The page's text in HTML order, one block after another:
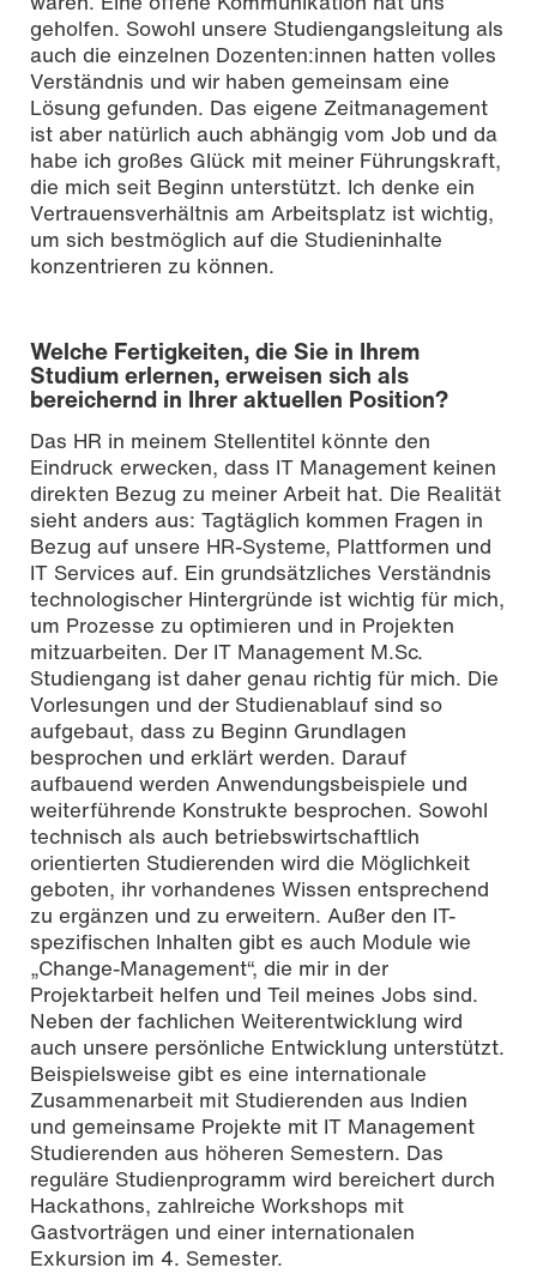
geholfen. Sowohl unsere Studiengangsleitung als
auch die einzelnen Dozenten:innen hatten volles
Verständnis und wir haben gemeinsam eine
Lösung gefunden. Das eigene Zeitmanagement
ist aber natürlich auch abhängig vom Job und da
habe ich großes Glück mit meiner Führungskraft,
die mich seit Beginn unterstützt. Ich denke ein
Vertrauensverhältnis am Arbeitsplatz ist wichtig,
um sich bestmöglich auf die Studieninhalte
konzentrieren zu können.
Welche Fertigkeiten, die Sie in Ihrem
Studium erlernen, erweisen sich als
bereichernd in Ihrer aktuellen Position?
Das HR in meinem Stellentitel könnte den
Eindruck erwecken, dass IT Management keinen
direkten Bezug zu meiner Arbeit hat. Die Realität
sieht anders aus: Tagtäglich kommen Fragen in
Bezug auf unsere HR-Systeme, Plattformen und
IT Services auf. Ein grundsätzliches Verständnis
technologischer Hintergründe ist wichtig für mich,
um Prozesse zu optimieren und in Projekten
mitzuarbeiten. Der IT Management M.Sc.
Studiengang ist daher genau richtig für mich. Die
Vorlesungen und der Studienablauf sind so
aufgebaut, dass zu Beginn Grundlagen
besprochen und erklärt werden. Darauf
aufbauend werden Anwendungsbeispiele und
weiterführende Konstrukte besprochen. Sowohl
technisch als auch betriebswirtschaftlich
orientierten Studierenden wird die Möglichkeit
geboten, ihr vorhandenes Wissen entsprechend
zu ergänzen und zu erweitern. Außer den IT-
spezifischen Inhalten gibt es auch Module wie
„Change-Management“, die mir in der
Projektarbeit helfen und Teil meines Jobs sind.
Neben der fachlichen Weiterentwicklung wird
auch unsere persönliche Entwicklung unterstützt.
Beispielsweise gibt es eine internationale
Zusammenarbeit mit Studierenden aus Indien
und gemeinsame Projekte mit IT Management
Studierenden aus höheren Semestern. Das
reguläre Studienprogramm wird bereichert durch
Hackathons, zahlreiche Workshops mit
Gastvorträgen und einer internationalen
Exkursion im 4. Semester.